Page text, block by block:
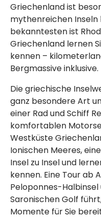
Griechenland ist
mythenreichen Inseln
bekanntesten ist
Griechenland lernen
kennen –
Bergmassive inklusive.
Die griechische
ganz besondere Art
einer Rad und Schiff
komfortablen
Westküste
Ionischen Meeres,
Insel zu Insel und
kennen. Eine Tour ab
Peloponnes-Halbinsel
Saronischen Golf
Momente für Sie